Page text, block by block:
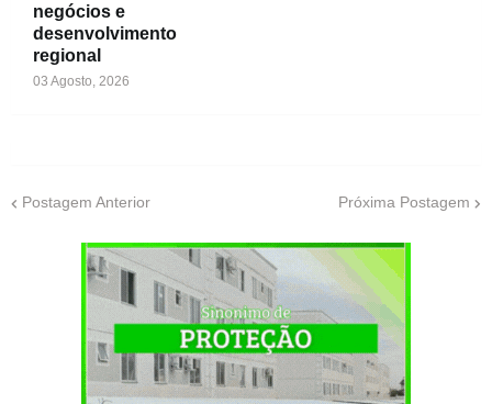
negócios e
desenvolvimento
regional
03 Agosto, 2026
Postagem Anterior Próxima Postagem